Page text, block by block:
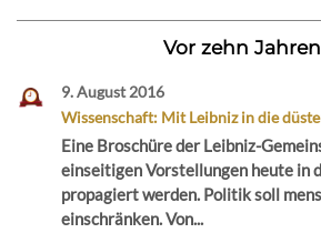
Vor zehn
9. August 2016
Wissenschaft: Mit Leibniz in die
Eine Broschüre der Leibniz-
einseitigen Vorstellungen heute in
propagiert werden. Politik soll
einschränken. Von...